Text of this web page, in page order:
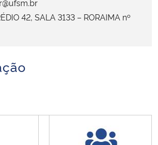
e dos Direitos Humanos
42, SALA 3133 – RORAIMA nº